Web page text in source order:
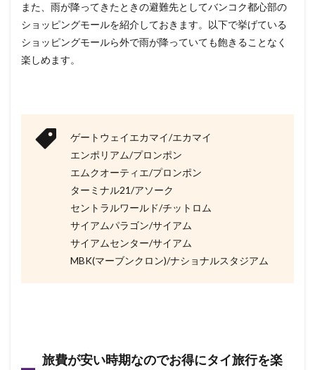
また、雨が降ってきたときの避難先としてバンコク都心部の
ショッピングモールを紹介しておきます。以下で挙げている
ショッピングモールら外で雨が降っていても飽きることなく
楽しめます。
ゲートウェイエカマイ/エカマイ
エンポリアム/プロンポン
エムクオーティエ/プロンポン
ターミナル21/アソーク
セントラルワールド/チットロム
サイアムパラゴン/サイアム
サイアムセンター/サイアム
MBK(マーブンクロン)/ナショナルスタジアム
旅費が安い時期なのでお得にタイ旅行を楽